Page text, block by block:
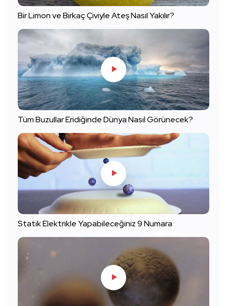
Bir Limon ve Birkaç Çiviyle Ateş Nasıl Yakılır?
Tüm Buzullar Eridiğinde Dünya Nasıl Görünecek?
Statik Elektrikle Yapabileceğiniz 9 Numara